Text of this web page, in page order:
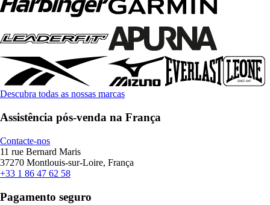
Descubra todas as nossas marcas
Assistência pós-venda na França
Contacte-nos
11 rue Bernard Maris
37270 Montlouis-sur-Loire, França
+33 1 86 47 62 58
Pagamento seguro